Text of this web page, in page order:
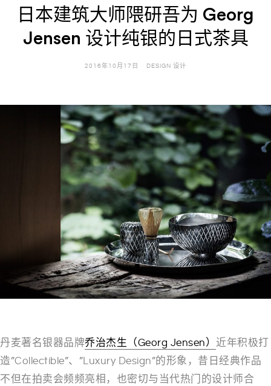
日本建筑大师隈研吾为 Georg
Jensen 设计纯银的日式茶具
2016年10月17日 DESIGN 设计
丹麦著名银器品牌乔治杰生（Georg Jensen） 近年积极打
造”Collectible”、”Luxury Design”的形象，昔日经典作品
不但在拍卖会频频亮相，也密切与当代热门的设计师合